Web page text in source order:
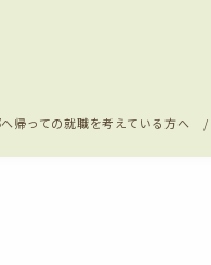
帰っての就職を考えている方へ